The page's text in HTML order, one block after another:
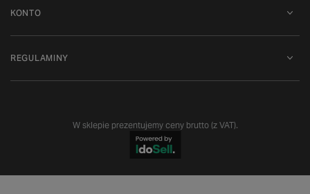
KONTO
REGULAMINY
W sklepie prezentujemy ceny brutto (z VAT).